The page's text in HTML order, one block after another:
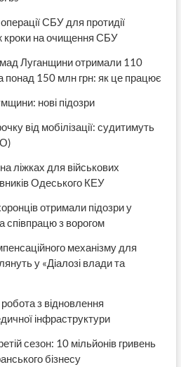
СБУ для протидії
кроки на очищення СБУ
Луганщини отримали 110
понад 150 млн грн: як це працює
нові підозри
від мобілізації: судитимуть
ліжках для військових
Одеського КЕУ
отримали підозри у
співпрацю з ворогом
механізму для
у «Діалозі влади та
з відновлення
інфраструктури
сезон: 10 мільйонів гривень
бізнесу